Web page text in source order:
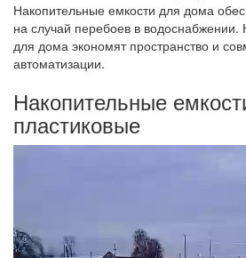
Накопительные емкости для дома
на случай перебоев в водоснабжении.
для дома экономят пространство и
автоматизации.
Накопительные
пластиковые